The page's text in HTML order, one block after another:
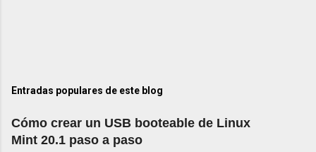
Entradas populares de este blog
Cómo crear un USB booteable de Linux
Mint 20.1 paso a paso